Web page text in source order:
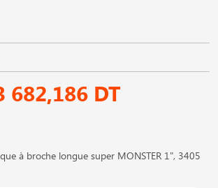
682,186 DT
à broche longue super MONSTER 1", 3405